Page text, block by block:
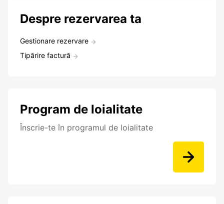
Despre rezervarea ta
Gestionare rezervare
Tipărire factură
Program de loialitate
Înscrie-te în programul de loialitate